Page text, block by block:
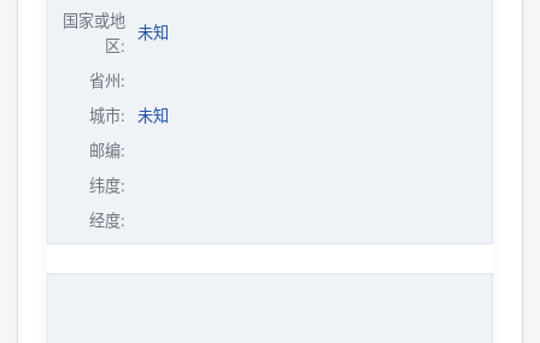
国家或地
区:
未知
省州:
城市:
未知
邮编:
纬度:
经度: